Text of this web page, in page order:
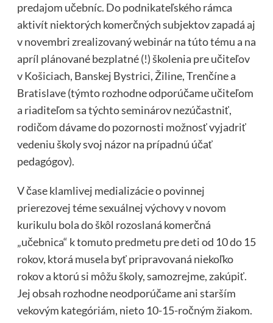
predajom učebníc. Do podnikateľského rámca
aktivít niektorých komerčných subjektov zapadá aj
v novembri zrealizovaný webinár na túto tému a na
apríl plánované bezplatné (!) školenia pre učiteľov
v Košiciach, Banskej Bystrici, Žiline, Trenčíne a
Bratislave (týmto rozhodne odporúčame učiteľom
a riaditeľom sa týchto seminárov nezúčastniť,
rodičom dávame do pozornosti možnosť vyjadriť
vedeniu školy svoj názor na prípadnú účať
pedagógov).
V čase klamlivej medializácie o povinnej
prierezovej téme sexuálnej výchovy v novom
kurikulu bola do škôl rozoslaná komerčná
„učebnica“ k tomuto predmetu pre deti od 10 do 15
rokov, ktorá musela byť pripravovaná niekoľko
rokov a ktorú si môžu školy, samozrejme, zakúpiť.
Jej obsah rozhodne neodporúčame ani starším
vekovým kategóriám, nieto 10-15-ročným žiakom.